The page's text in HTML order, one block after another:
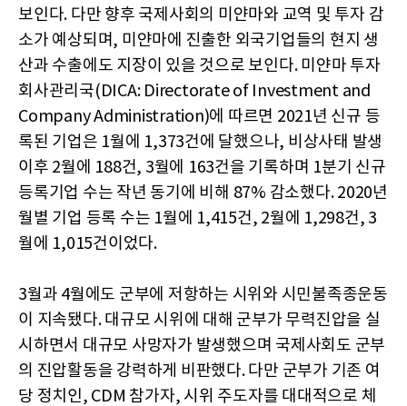
보인다. 다만 향후 국제사회의 미얀마와 교역 및 투자 감
소가 예상되며, 미얀마에 진출한 외국기업들의 현지 생
산과 수출에도 지장이 있을 것으로 보인다. 미얀마 투자
회사관리국(DICA: Directorate of Investment and
Company Administration)에 따르면 2021년 신규 등
록된 기업은 1월에 1,373건에 달했으나, 비상사태 발생
이후 2월에 188건, 3월에 163건을 기록하며 1분기 신규
등록기업 수는 작년 동기에 비해 87% 감소했다. 2020년
월별 기업 등록 수는 1월에 1,415건, 2월에 1,298건, 3
월에 1,015건이었다.
3월과 4월에도 군부에 저항하는 시위와 시민불족종운동
이 지속됐다. 대규모 시위에 대해 군부가 무력진압을 실
시하면서 대규모 사망자가 발생했으며 국제사회도 군부
의 진압활동을 강력하게 비판했다. 다만 군부가 기존 여
당 정치인, CDM 참가자, 시위 주도자를 대대적으로 체